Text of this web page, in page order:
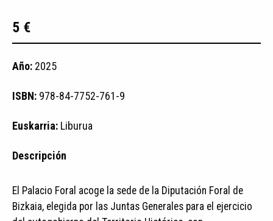
5 €
Año: 2025
ISBN: 978-84-7752-761-9
Euskarria: Liburua
Descripción
El Palacio Foral acoge la sede de la Diputación Foral de
Bizkaia, elegida por las Juntas Generales para el ejercicio